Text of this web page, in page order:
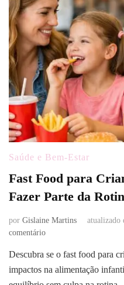
Saúde e Bem-Estar
Fast Food para
Fazer Parte da
por Gislaine Martins atualizado
comentárioem
Food
para
Crianças:
Descubra se o fast food para
impactos na alimentação